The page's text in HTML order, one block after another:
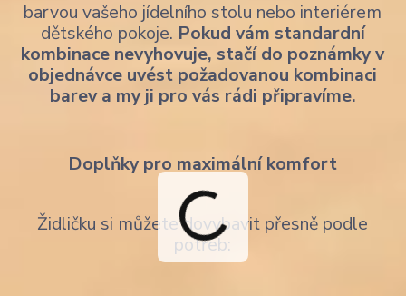
barvou vašeho jídelního stolu nebo interiérem
dětského pokoje. Pokud vám standardní
kombinace nevyhovuje, stačí do poznámky v
objednávce uvést požadovanou kombinaci
barev a my ji pro vás rádi připravíme.
Doplňky pro maximální komfort
Židličku si můžete dovybavit přesně podle
potřeb: